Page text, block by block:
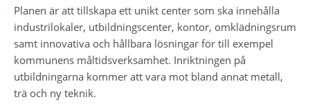
Planen är att tillskapa ett unikt center som ska innehålla
industrilokaler, utbildningscenter, kontor, omklädningsrum
samt innovativa och hållbara lösningar för till exempel
kommunens måltidsverksamhet. Inriktningen på
utbildningarna kommer att vara mot bland annat metall,
trä och ny teknik.